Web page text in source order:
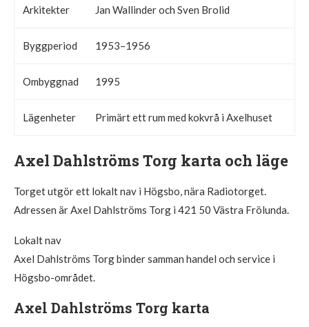
Arkitekter Jan Wallinder och Sven Brolid
Byggperiod 1953–1956
Ombyggnad 1995
Lägenheter Primärt ett rum med kokvrå i Axelhuset
Axel Dahlströms Torg karta och läge
Torget utgör ett lokalt nav i Högsbo, nära Radiotorget.
Adressen är Axel Dahlströms Torg i 421 50 Västra Frölunda.
Lokalt nav
Axel Dahlströms Torg binder samman handel och service i
Högsbo-området.
Axel Dahlströms Torg karta